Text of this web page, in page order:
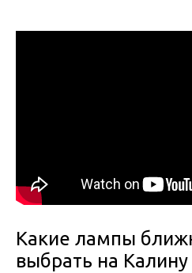
Какие лампы
выбрать на Калину